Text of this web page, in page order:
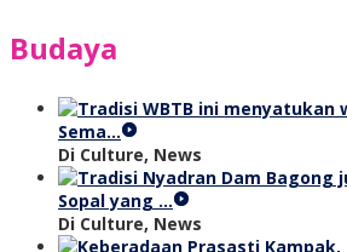
Budaya
Sema…
Di Culture, News
Sopal yang …
Di Culture, News